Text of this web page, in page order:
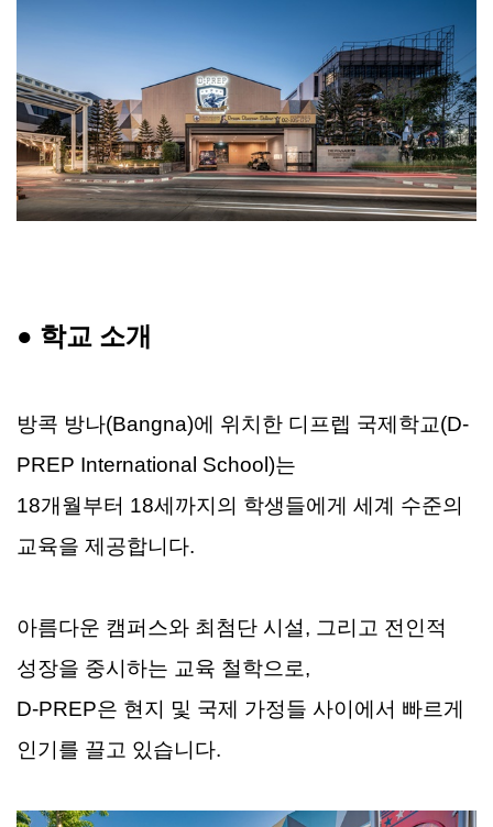
● 학교 소개
방콕 방나(Bangna)에 위치한 디프렙 국제학교(D-
PREP International School)는
18개월부터 18세까지의 학생들에게 세계 수준의
교육을 제공합니다.
아름다운 캠퍼스와 최첨단 시설, 그리고 전인적
성장을 중시하는 교육 철학으로,
D-PREP은 현지 및 국제 가정들 사이에서 빠르게
인기를 끌고 있습니다.